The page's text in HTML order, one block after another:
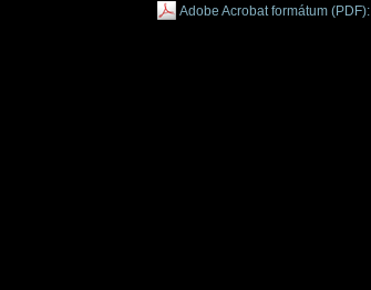
Adobe Acrobat formátum (PDF):